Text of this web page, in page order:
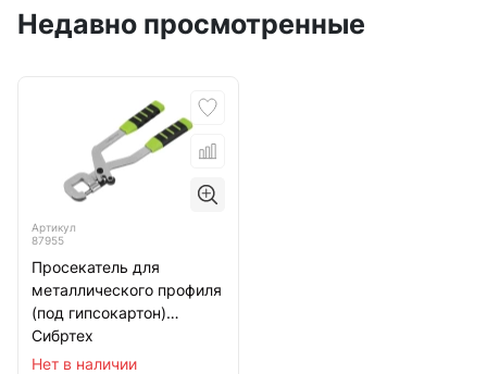
Недавно просмотренные
Артикул
87955
Просекатель для
металлического профиля
(под гипсокартон)
Сибртех
Нет в наличии